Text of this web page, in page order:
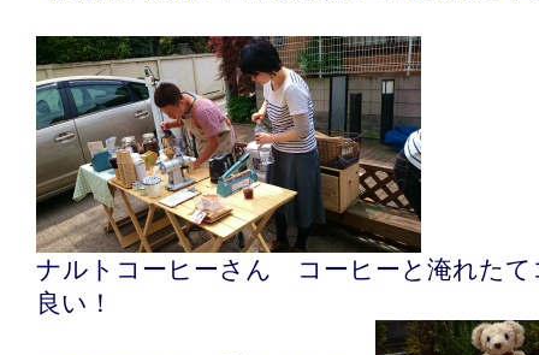
ナルトコーヒーさん コーヒーと淹れたて
良い！